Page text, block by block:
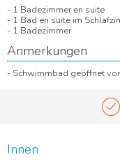
- 1 Badezimmer en suite
- 1 Bad en suite im
- 1 Badezimmer
Anmerkungen
- Schwimmbad geöffnet
Innen